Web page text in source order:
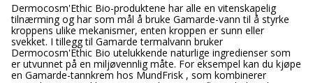
Dermocosm'Ethic Bio-produktene har alle en vitenskapelig
tilnærming og har som mål å bruke Gamarde-vann til å styrke
kroppens ulike mekanismer, enten kroppen er sunn eller
svekket. I tillegg til Gamarde termalvann bruker
Dermocosm'Ethic Bio utelukkende naturlige ingredienser som
er utvunnet på en miljøvennlig måte. For eksempel kan du kjøpe
en Gamarde-tannkrem hos MundFrisk , som kombinerer